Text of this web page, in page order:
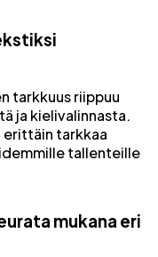
tarkkuus riippuu
ja kielivalinnasta.
erittäin tarkkaa
tallenteille
mukana eri